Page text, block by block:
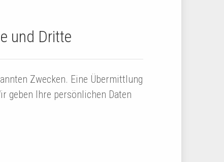
und Dritte
Zwecken. Eine Übermittlung
geben Ihre persönlichen Daten